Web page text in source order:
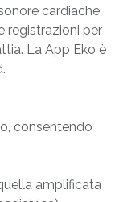
cardiache
registrazioni per
La App Eko è
consentendo
amplificata